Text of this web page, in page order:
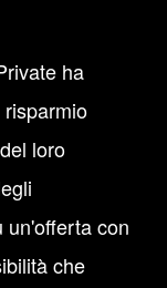
ha
loro
un'offerta con
che